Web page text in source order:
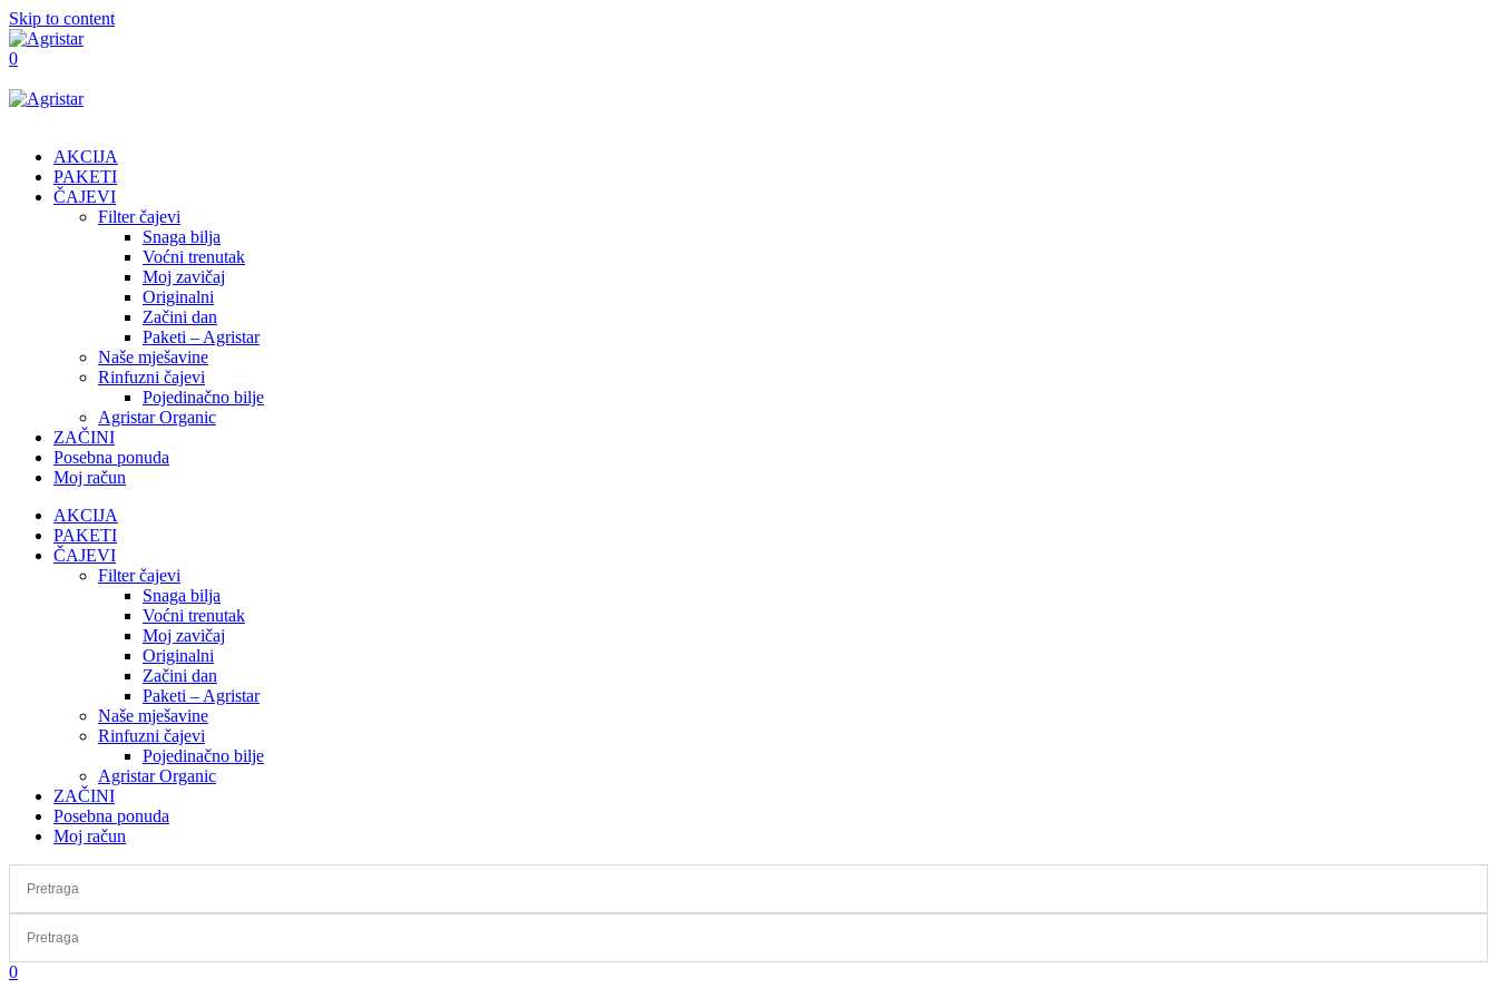
Skip to content
0
AKCIJA
PAKETI
ČAJEVI
Filter čajevi
Snaga bilja
Voćni trenutak
Moj zavičaj
Originalni
Začini dan
Paketi – Agristar
Naše mješavine
Rinfuzni čajevi
Pojedinačno bilje
Agristar Organic
ZAČINI
Posebna ponuda
Moj račun
AKCIJA
PAKETI
ČAJEVI
Filter čajevi
Snaga bilja
Voćni trenutak
Moj zavičaj
Originalni
Začini dan
Paketi – Agristar
Naše mješavine
Rinfuzni čajevi
Pojedinačno bilje
Agristar Organic
ZAČINI
Posebna ponuda
Moj račun
0